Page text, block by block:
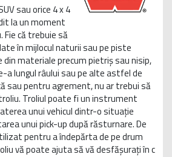
sau orice 4 x 4
la un moment
că trebuie să
în mijlocul naturii sau pe piste
materiale precum pietriș sau nisip,
a lungul râului sau pe alte astfel de
sau pentru agrement, nu ar trebui să
Troliul poate fi un instrument
unui vehicul dintr-o situație
unui pick-up după răsturnare. De
pentru a îndepărta de pe drum
vă poate ajuta să vă desfășurați în c